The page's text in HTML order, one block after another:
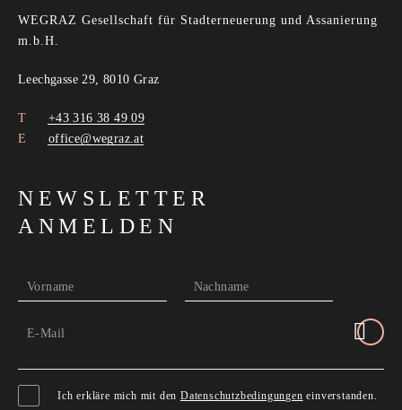
WEGRAZ Gesellschaft für Stadterneuerung und Assanierung
m.b.H.
Leechgasse 29, 8010 Graz
+43 316 38 49 09
office@wegraz.at
NEWSLETTER
ANMELDEN
Vorname Nachname
E-Mail
Ich erkläre mich mit denDatenschutzbedingungen einverstanden.